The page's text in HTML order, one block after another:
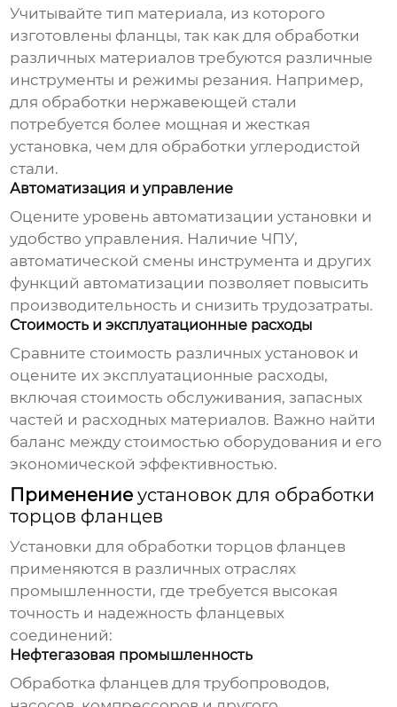
Учитывайте тип материала, из которого
изготовлены фланцы, так как для обработки
различных материалов требуются различные
инструменты и режимы резания. Например,
для обработки нержавеющей стали
потребуется более мощная и жесткая
установка, чем для обработки углеродистой
стали.
Автоматизация и управление
Оцените уровень автоматизации установки и
удобство управления. Наличие ЧПУ,
автоматической смены инструмента и других
функций автоматизации позволяет повысить
производительность и снизить трудозатраты.
Стоимость и эксплуатационные расходы
Сравните стоимость различных установок и
оцените их эксплуатационные расходы,
включая стоимость обслуживания, запасных
частей и расходных материалов. Важно найти
баланс между стоимостью оборудования и его
экономической эффективностью.
Применениеустановок для обработки
торцов фланцев
Установки для обработки торцов фланцев
применяются в различных отраслях
промышленности, где требуется высокая
точность и надежность фланцевых
соединений:
Нефтегазовая промышленность
Обработка фланцев для трубопроводов,